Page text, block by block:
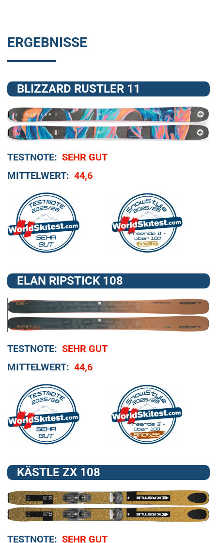
ERGEBNISSE
BLIZZARD RUSTLER 11
TESTNOTE: SEHR GUT
MITTELWERT: 44,6
ELAN RIPSTICK 108
TESTNOTE: SEHR GUT
MITTELWERT: 44,6
KÄSTLE ZX 108
TESTNOTE: SEHR GUT